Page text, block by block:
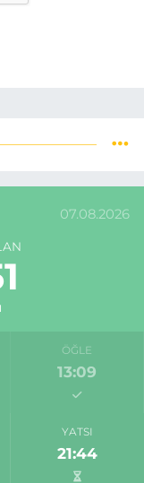
07.08.2026
ÖĞLE
13:09
YATSI
21:44